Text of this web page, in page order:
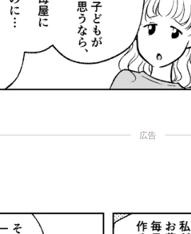
広告